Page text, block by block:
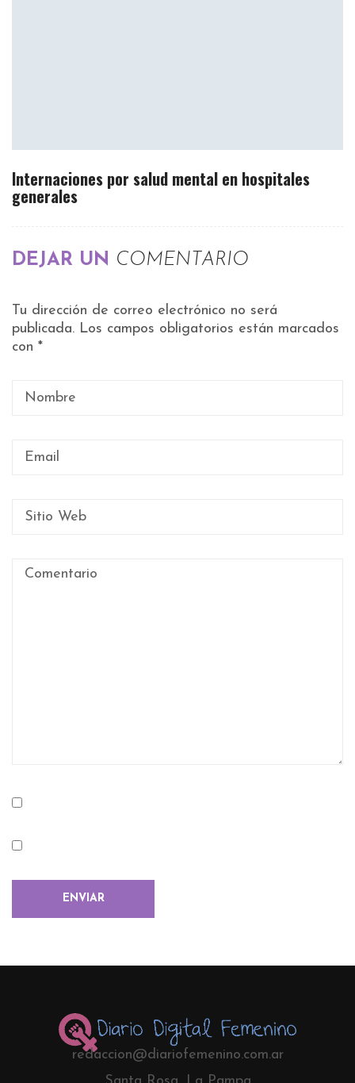
Internaciones por salud mental en hospitales
generales
DEJAR UN COMENTARIO
Tu dirección de correo electrónico no será
publicada. Los campos obligatorios están marcados
con *
redaccion@diariofemenino.com.ar